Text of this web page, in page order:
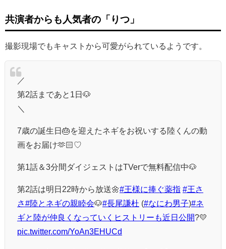
共演者からも人気者の「りつ」
撮影現場でもキャストから可愛がられているようです。
／
第2話まであと1日🐶
＼
7歳の誕生日🎂を迎えたネギをお祝いする陸くんの動
画をお届け🫶🏻♡
第1話＆3分間ダイジェストはTVerで無料配信中🐶
第2話は明日22時から放送🌼#王様に捧ぐ薬指 #王さ
さ#陸とネギの親睦会🐶#長尾謙杜 (#なにわ男子)#ネ
ギと陸が仲良くなっていくヒストリーも近日公開?💛
pic.twitter.com/YoAn3EHUCd